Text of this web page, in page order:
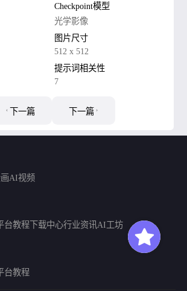
Checkpoint模型
光学影像
图片尺寸
512 x 512
提示词相关性
7
下一篇 下一篇
AI视频
台教程 下载中心行业资讯AI工坊
台教程